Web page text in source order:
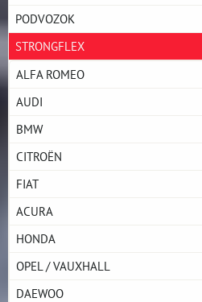
PODVOZOK
STRONGFLEX
ALFA ROMEO
AUDI
BMW
CITROËN
FIAT
ACURA
HONDA
OPEL / VAUXHALL
DAEWOO